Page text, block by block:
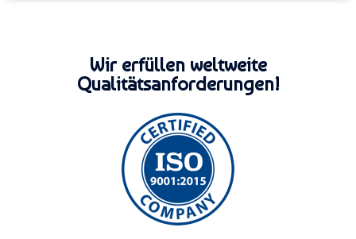
Wir erfüllen weltweite
Qualitätsanforderungen!